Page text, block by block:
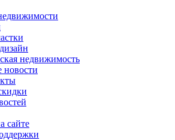
недвижимость
новости
сайте